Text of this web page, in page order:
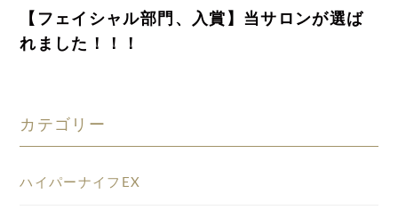
【フェイシャル部門、入賞】当サロンが選ば
れました！！！
カテゴリー
ハイパーナイフEX